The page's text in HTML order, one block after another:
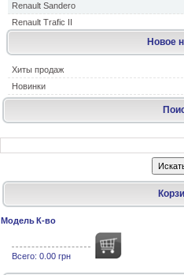
Renault Sandero
Renault Trafic II
Новое
Хиты продаж
Новинки
Модель К-во
Всего: 0.00 грн